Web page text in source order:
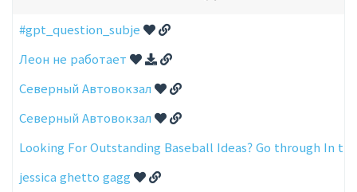
#gpt_question_subje
Леон не работает
Cеверный Автовокзал
Cеверный Автовокзал
Looking For Outstanding Baseball Ideas? Go through In
jessica ghetto gagg